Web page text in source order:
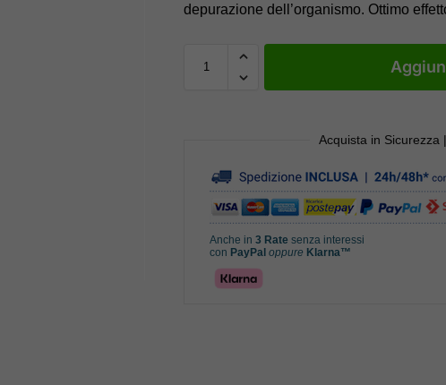
depurazione dell’organismo. Ottimo
Acquista in Sicurezza
Anche in 3 Rate senza interessi
con PayPal oppure Klarna™